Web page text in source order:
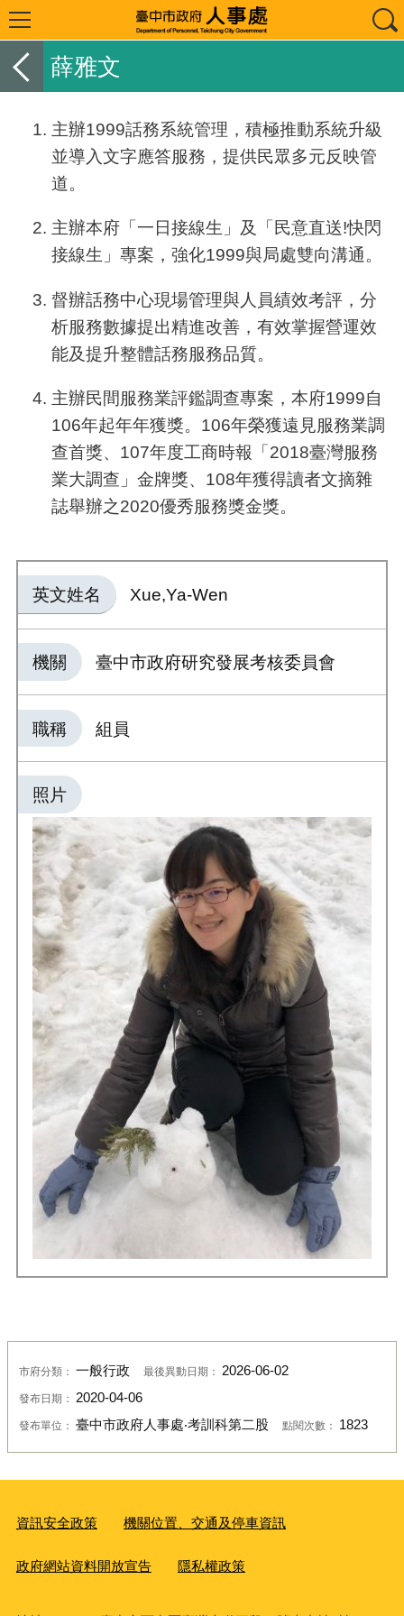
薛雅文
主辦1999話務系統管理，積極推動系統升級
並導入文字應答服務，提供民眾多元反映管
道。
主辦本府「一日接線生」及「民意直送!快閃
接線生」專案，強化1999與局處雙向溝通。
督辦話務中心現場管理與人員績效考評，分
析服務數據提出精進改善，有效掌握營運效
能及提升整體話務服務品質。
主辦民間服務業評鑑調查專案，本府1999自
106年起年年獲獎。 106年榮獲遠見服務業調
查首獎、 107年度工商時報「2018臺灣服務
業大調查」金牌獎、 108年獲得讀者文摘雜
誌舉辦之2020優秀服務獎金獎。
英文姓名 Xue,Ya-Wen
機關 臺中市政府研究發展考核委員會
職稱 組員
照片
市府分類： 一般行政 最後異動日期： 2026-06-02
發布日期： 2020-04-06
發布單位： 臺中市政府人事處‧考訓科第二股 點閱次數： 1823
資訊安全政策 機關位置、交通及停車資訊
政府網站資料開放宣告 隱私權政策